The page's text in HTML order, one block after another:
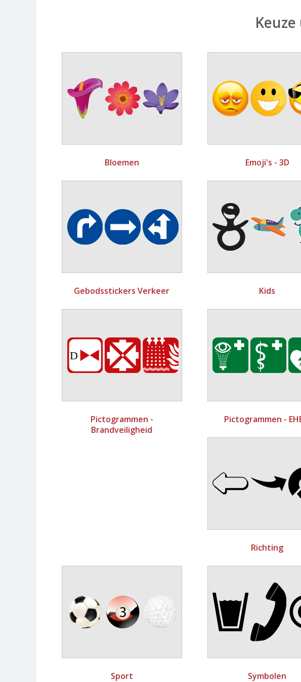
Bloemen Emoji's - 3D
Gebodsstickers Verkeer Kids
Pictogrammen -
Brandveiligheid
Pictogrammen -
Richting
Sport Symbolen